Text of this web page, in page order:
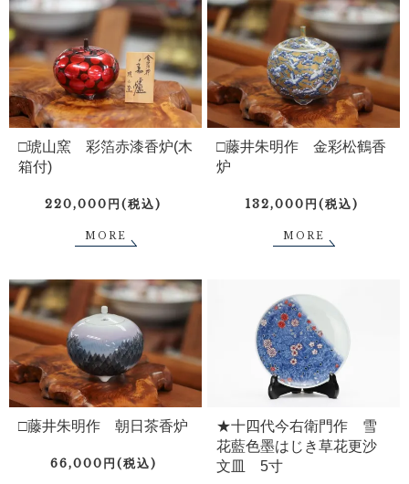
□琥山窯 彩箔赤漆香炉(木
箱付)
220,000円(税込)
MORE
□藤井朱明作 金彩松鶴香
炉
132,000円(税込)
MORE
□藤井朱明作 朝日茶香炉
66,000円(税込)
★十四代今右衛門作 雪
花藍色墨はじき草花更沙
文皿 5寸